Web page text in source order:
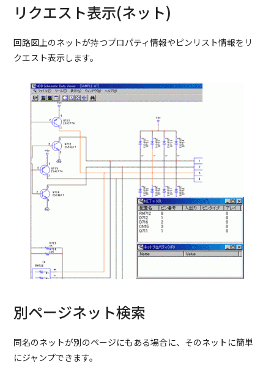
リクエスト表示(ネット)
回路図上のネットが持つプロパティ情報やピンリスト情報をリ
クエスト表示します。
別ページネット検索
同名のネットが別のページにもある場合に、そのネットに簡単
にジャンプできます。